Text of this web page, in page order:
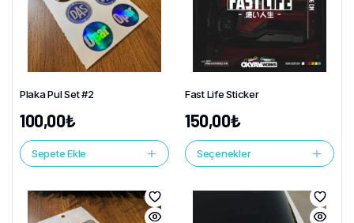
Plaka Pul Set #2
100,00₺
Sepete Ekle
Fast Life Sticker
150,00₺
Seçenekler